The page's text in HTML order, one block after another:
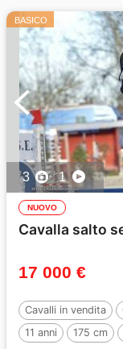
BASICO
3 1
NUOVO
Cavalla salto
17 000 €
Cavalli in vendita
11 anni
175 cm